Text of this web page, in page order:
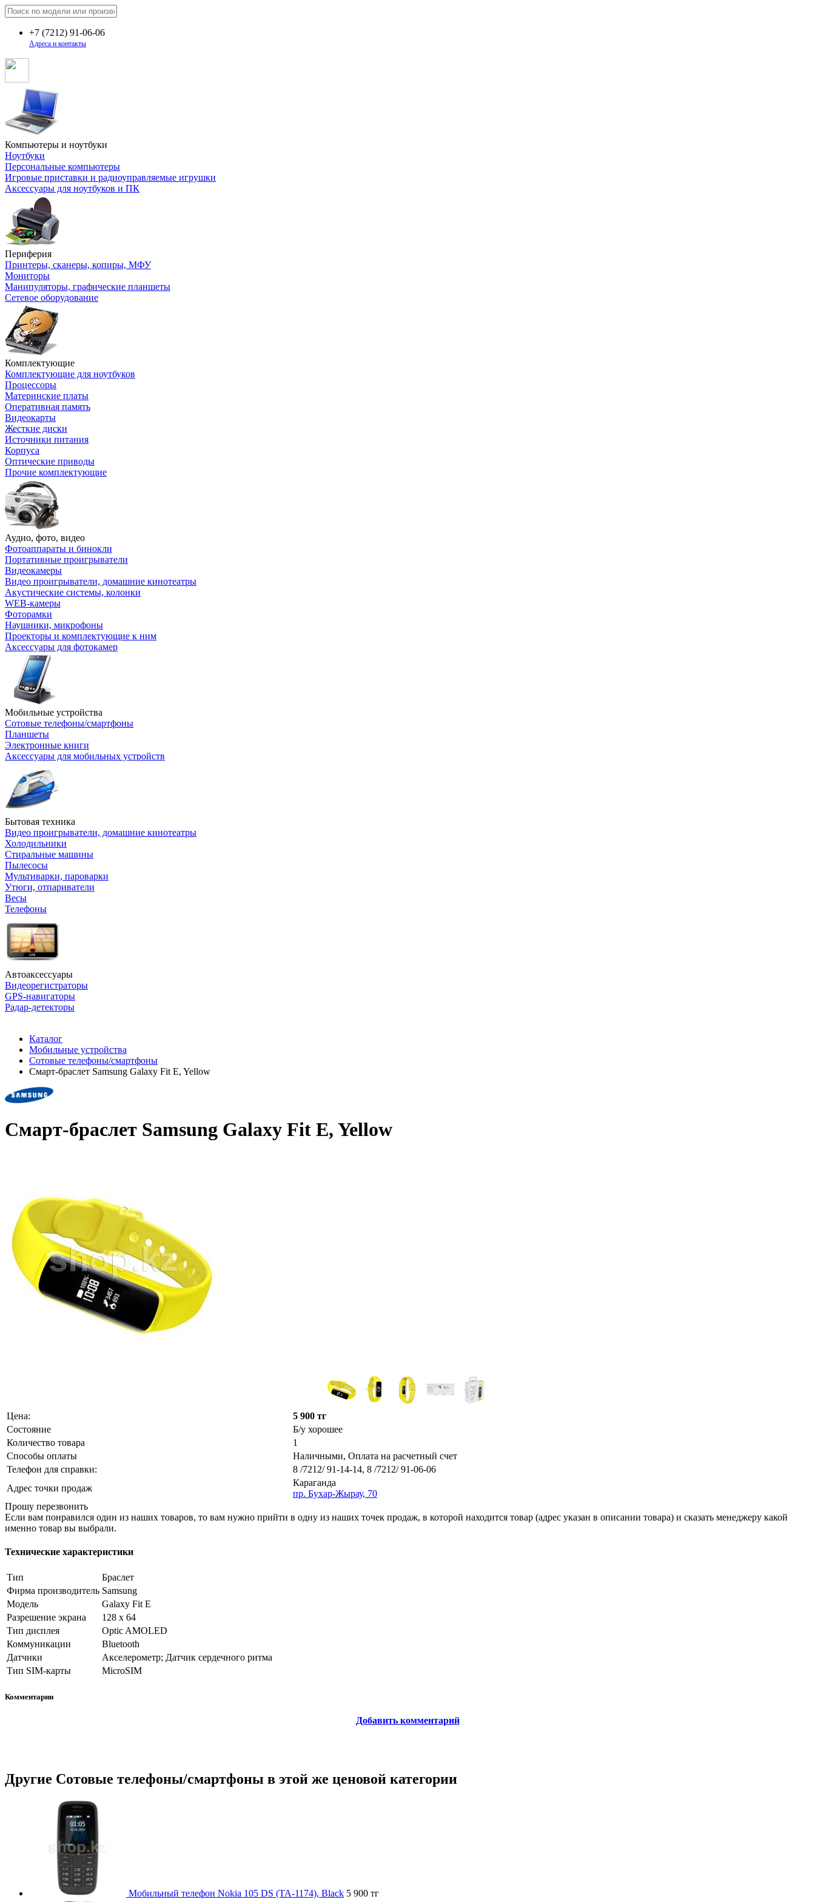
+7 (7212) 91-06-06
Адреса и контакты
Компьютеры и ноутбуки
Ноутбуки
Персональные компьютеры
Игровые приставки и радиоуправляемые игрушки
Аксессуары для ноутбуков и ПК
Периферия
Принтеры, сканеры, копиры, МФУ
Мониторы
Манипуляторы, графические планшеты
Сетевое оборудование
Комплектующие
Комплектующие для ноутбуков
Процессоры
Материнские платы
Оперативная память
Видеокарты
Жесткие диски
Источники питания
Корпуса
Оптические приводы
Прочие комплектующие
Аудио, фото, видео
Фотоаппараты и бинокли
Портативные проигрыватели
Видеокамеры
Видео проигрыватели, домашние кинотеатры
Акустические системы, колонки
WEB-камеры
Фоторамки
Наушники, микрофоны
Проекторы и комплектующие к ним
Аксессуары для фотокамер
Мобильные устройства
Сотовые телефоны/смартфоны
Планшеты
Электронные книги
Аксессуары для мобильных устройств
Бытовая техника
Видео проигрыватели, домашние кинотеатры
Холодильники
Стиральные машины
Пылесосы
Мультиварки, пароварки
Утюги, отпариватели
Весы
Телефоны
Автоаксессуары
Видеорегистраторы
GPS-навигаторы
Радар-детекторы
Каталог
Мобильные устройства
Сотовые телефоны/смартфоны
Смарт-браслет Samsung Galaxy Fit E, Yellow
Смарт-браслет Samsung Galaxy Fit E, Yellow
Цена:
5 900 тг
Состояние
Б/у хорошее
Количество товара
1
Способы оплаты
Наличными, Оплата на расчетный счет
Телефон для справки:
8 /7212/ 91-14-14, 8 /7212/ 91-06-06
Адрес точки продаж
Караганда
пр. Бухар-Жырау, 70
Прошу перезвонить
Если вам понравился один из наших товаров, то вам нужно прийти в одну из наших точек продаж, в которой находится товар (адрес указан в описании товара) и сказать менеджеру какой
именно товар вы выбрали.
Технические характеристики
Тип
Браслет
Фирма производитель Samsung
Модель
Galaxy Fit E
Разрешение экрана
128 x 64
Тип дисплея
Optic AMOLED
Коммуникации
Bluetooth
Датчики
Акселерометр; Датчик сердечного ритма
Тип SIM-карты
MicroSIM
Комментарии
Добавить комментарий
Другие Сотовые телефоны/смартфоны в этой же ценовой категории
Мобильный телефон Nokia 105 DS (TA-1174), Black 5 900 тг